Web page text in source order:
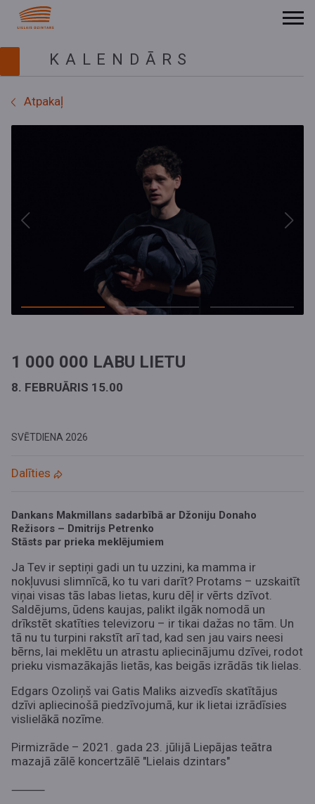
KALENDĀRS
Atpakaļ
Previous Next
1 000 000 LABU LIETU
8. FEBRUĀRIS 15.00
SVĒTDIENA 2026
Dalīties
Dankans Makmillans sadarbībā ar Džoniju Donaho
Režisors – Dmitrijs Petrenko
Stāsts par prieka meklējumiem
Ja Tev ir septiņi gadi un tu uzzini, ka mamma ir
nokļuvusi slimnīcā, ko tu vari darīt? Protams – uzskaitīt
viņai visas tās labas lietas, kuru dēļ ir vērts dzīvot.
Saldējums, ūdens kaujas, palikt ilgāk nomodā un
drīkstēt skatīties televizoru – ir tikai dažas no tām. Un
tā nu tu turpini rakstīt arī tad, kad sen jau vairs neesi
bērns, lai meklētu un atrastu apliecinājumu dzīvei, rodot
prieku vismazākajās lietās, kas beigās izrādās tik lielas.
Edgars Ozoliņš vai Gatis Maliks aizvedīs skatītājus
dzīvi apliecinošā piedzīvojumā, kur ik lietai izrādīsies
vislielākā nozīme.
Pirmizrāde – 2021. gada 23. jūlijā Liepājas teātra
mazajā zālē koncertzālē "Lielais dzintars"
⸻